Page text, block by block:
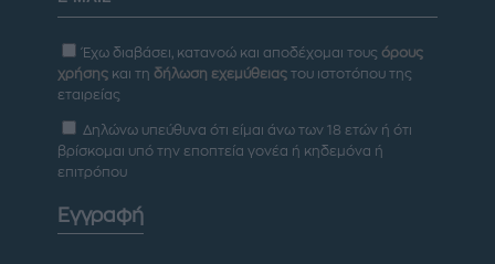
Έχω διαβάσει, κατανοώ και αποδέχομαι τους όρους
χρήσης και τη δήλωση εχεμύθειας του ιστοτόπου της
εταιρείας
Δηλώνω υπεύθυνα ότι είμαι άνω των 18 ετών ή ότι
βρίσκομαι υπό την εποπτεία γονέα ή κηδεμόνα ή
επιτρόπου
Εγγραφή